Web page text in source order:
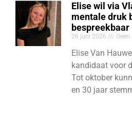
Elise wil via
mentale druk
26 juni 2026 Geen
Elise Van
kandidaat voor
Tot oktober
en 30 jaar